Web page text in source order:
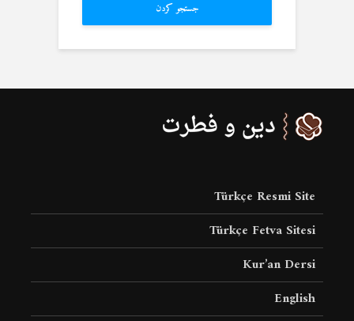
جستجو کردن
Türkçe Resmi Site
Türkçe Fetva Sitesi
Kur’an Dersi
English